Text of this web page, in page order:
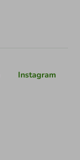
Instagram